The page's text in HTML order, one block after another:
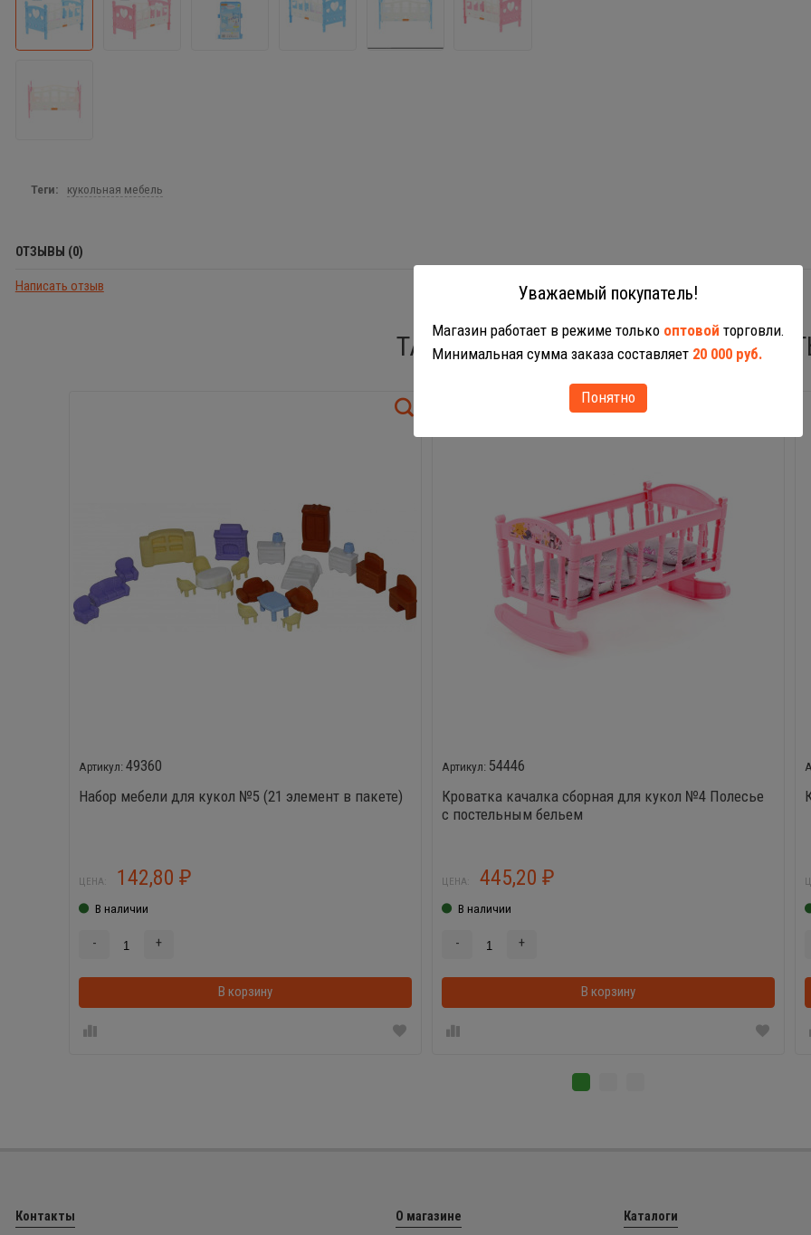
Теги: кукольная мебель
ОТЗЫВЫ (0)
Написать отзыв
ТАКЖЕ ВАС МОГУТ
49360
Набор мебели для кукол №5 (21 элемент в пакете)
ЦЕНА: 142,80 ₽
В наличии
- +
В корзину В корзинке
54446
Кроватка качалка сборная для кукол №4 Полесье
с постельным бельем
ЦЕНА: 445,20 ₽
В наличии
- +
В корзину
Контакты О магазине Каталоги
Уважаемый покупатель!
Магазин работает в режиме только оптовой торговли.
Минимальная сумма заказа составляет 20 000 руб.
Понятно